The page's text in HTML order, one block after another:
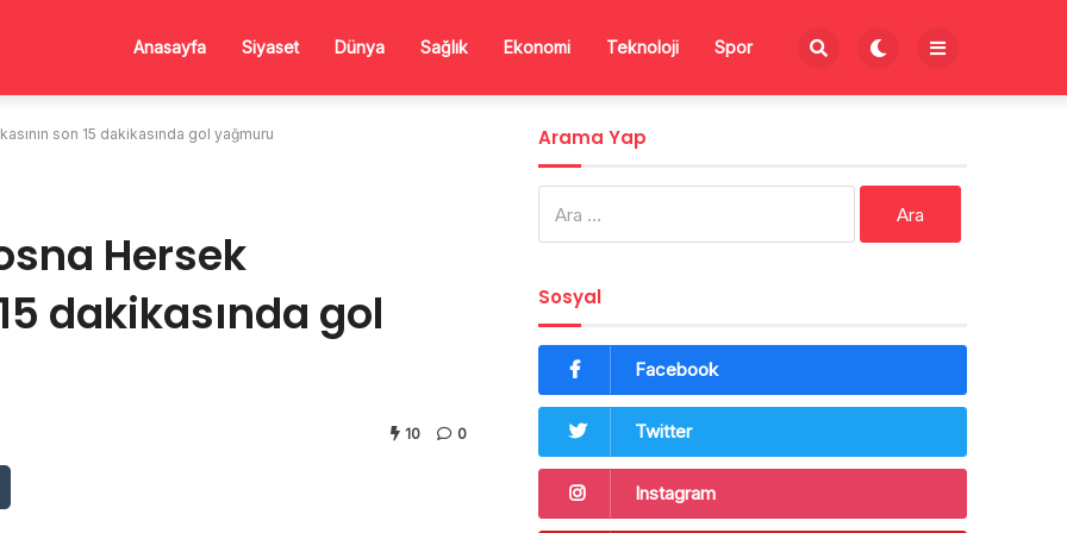
Anasayfa Siyaset Dünya Sağlık Ekonomi Teknoloji Spor
son 15 dakikasında gol yağmuru
Hersek
dakikasında gol
10 0
Arama Yap
Sosyal
Facebook
Twitter
Instagram